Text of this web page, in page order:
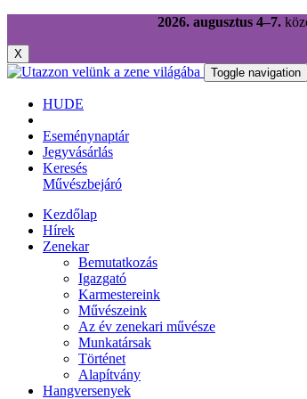
2026. augusztus 4–7.
X
Toggle navigation
HUDE
Eseménynaptár
Jegyvásárlás
Keresés
Művészbejáró
Kezdőlap
Hírek
Zenekar
Bemutatkozás
Igazgató
Karmestereink
Művészeink
Az év zenekari művésze
Munkatársak
Történet
Alapítvány
Hangversenyek